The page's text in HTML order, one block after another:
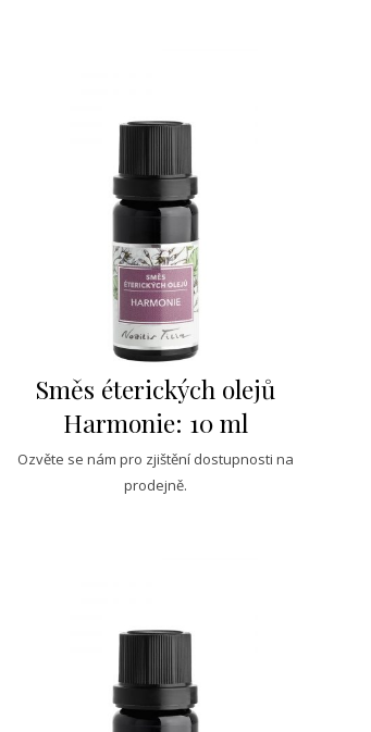
Směs éterických olejů
Harmonie: 10 ml
Ozvěte se nám pro zjištění dostupnosti na
prodejně.